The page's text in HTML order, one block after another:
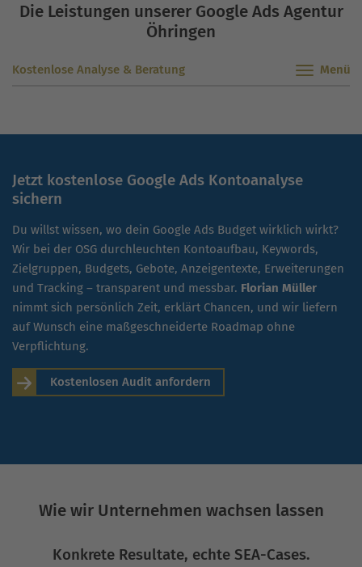
Die Leistungen unserer Google Ads Agentur
Öhringen
Kostenlose Analyse & Beratung
Jetzt kostenlose Google Ads Kontoanalyse
sichern
Du willst wissen, wo dein Google Ads Budget wirklich wirkt?
Wir bei der OSG durchleuchten Kontoaufbau, Keywords,
Zielgruppen, Budgets, Gebote, Anzeigentexte, Erweiterungen
und Tracking – transparent und messbar. Florian Müller
nimmt sich persönlich Zeit, erklärt Chancen, und wir liefern
auf Wunsch eine maßgeschneiderte Roadmap ohne
Verpflichtung.
Kostenlosen Audit anfordern
Wie wir Unternehmen wachsen lassen
Konkrete Resultate, echte SEA-Cases.